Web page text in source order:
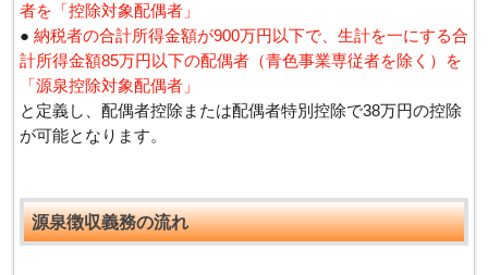
者を「控除対象配偶者」
● 納税者の合計所得金額が900万円以下で、生計を一にする合
計所得金額85万円以下の配偶者（青色事業専従者を除く）を
「源泉控除対象配偶者」
と定義し、配偶者控除または配偶者特別控除で38万円の控除
が可能となります。
源泉徴収義務の流れ